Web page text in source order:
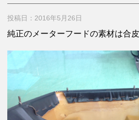
投稿日：2016年5月26日
純正のメーターフードの素材は合